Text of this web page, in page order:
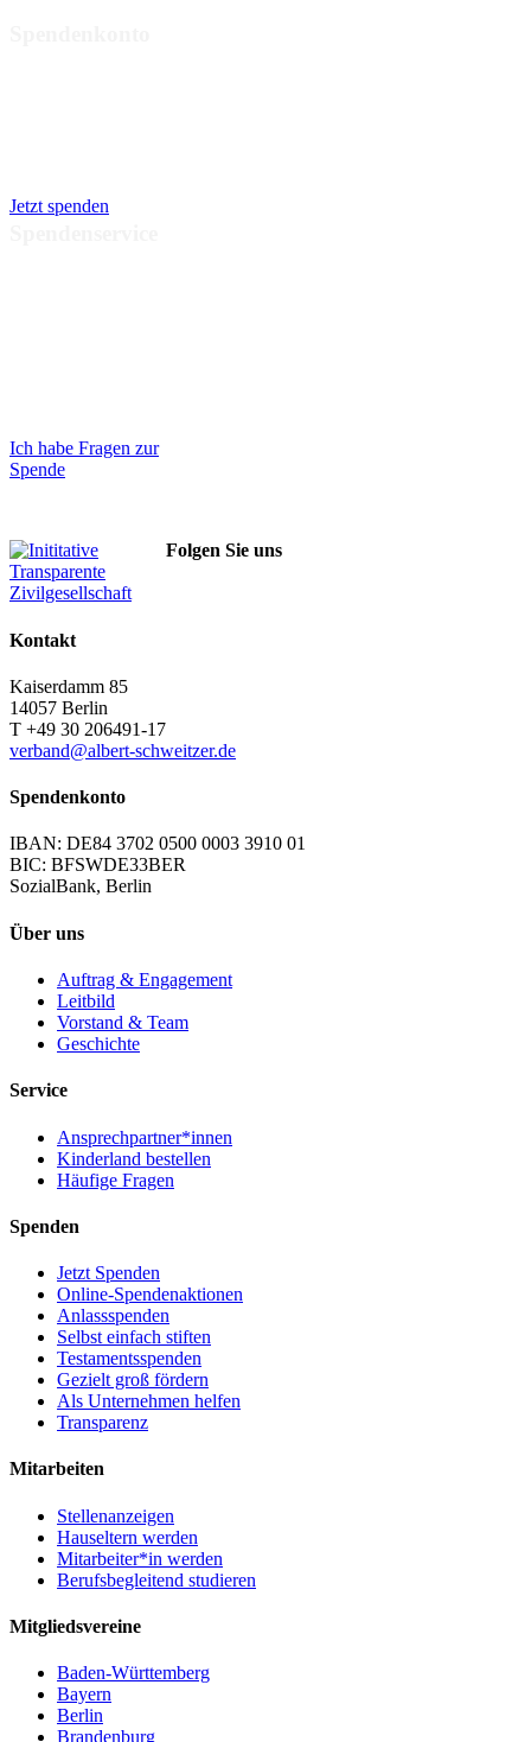
Jetzt spenden
Ich habe Fragen zur
Spende
Folgen Sie uns
Kontakt
Kaiserdamm 85
14057 Berlin
T +49 30 206491-17
verband@albert-schweitzer.de
Spendenkonto
IBAN: DE84 3702 0500 0003 3910 01
BIC: BFSWDE33BER
SozialBank, Berlin
Über uns
Auftrag & Engagement
Leitbild
Vorstand & Team
Geschichte
Service
Ansprechpartner*innen
Kinderland bestellen
Häufige Fragen
Spenden
Jetzt Spenden
Online-Spendenaktionen
Anlassspenden
Selbst einfach stiften
Testamentsspenden
Gezielt groß fördern
Als Unternehmen helfen
Transparenz
Mitarbeiten
Stellenanzeigen
Hauseltern werden
Mitarbeiter*in werden
Berufsbegleitend studieren
Mitgliedsvereine
Baden-Württemberg
Bayern
Berlin
Brandenburg